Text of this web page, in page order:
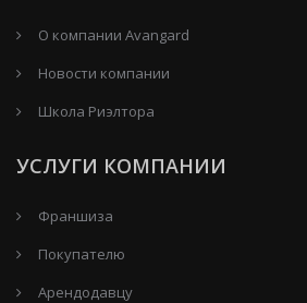
О компании Avangard
Новости компании
Школа Риэлтора
УСЛУГИ КОМПАНИИ
Франшиза
Покупателю
Арендодавцу